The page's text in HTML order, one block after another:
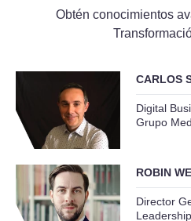
Obtén conocimientos
CARLOS
Digital
Grupo
ROBIN
Director